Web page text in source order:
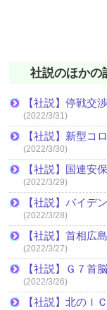
社説のほかの
【社説】停戦
(2022/3/31)
【社説】新型
(2022/3/30)
【社説】国連
(2022/3/29)
【社説】バイ
(2022/3/28)
【社説】首相広
(2022/3/27)
【社説】Ｇ７首
(2022/3/26)
【社説】北のＩ